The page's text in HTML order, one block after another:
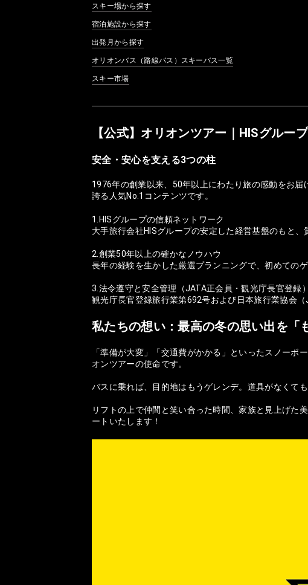
スキー場から探す
宿泊施設から探す
出発月から探す
オリオンバス（路線バス）スキーバス一覧
スキー市場
【公式】オリオンツアー｜HISグルー
安全・安心を支える3つの柱
1976年の創業以来、50年以上にわたり旅の感動をお
誇る人気No.1コンテンツです。
1.HISグループの信頼ネットワーク
大手旅行会社HISグループの安定した経営基盤のもと、
2.創業50年以上の確かなノウハウ
長年の経験を生かした厳選プランニングで、初めての
3.法令遵守と安全管理（JATA正会員・観光庁長官登録）
観光庁長官登録旅行業第692号および日本旅行業協会
私たちの想い：最高の冬の思い出を「
「準備が大変」「交通費がかかる」といったスノー
オンツアーの使命です。
バスに乗れば、目的地はもうゲレンデ。道具がなくて
リフトの上で仲間と笑い合った時間、家族と見上げた
ートいたします！